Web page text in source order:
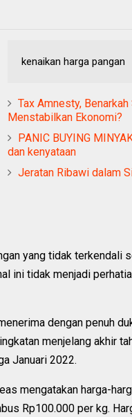
kenaikan harga pangan
Tax Amnesty,
Menstabilkan Ekonomi?
PANIC BUYING
dan kenyataan
Jeratan Ribawi dalam
yang tidak terkendali
ini tidak menjadi
dengan penuh
menjelang akhir
Januari 2022.
mengatakan harga-
Rp100.000 per kg.